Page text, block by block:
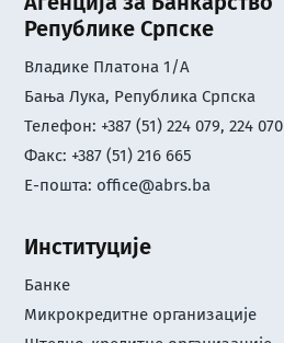
Републике Српске
Владике Платона 1/А
Бања Лука, Република Српска
Телефон: +387 (51) 224 079, 224 070
Факс: +387 (51) 216 665
Е-пошта: office@abrs.ba
Институције
Банке
Микрокредитне организације